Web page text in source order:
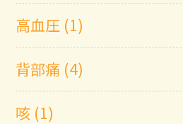
高血圧 (1)
背部痛 (4)
咳 (1)